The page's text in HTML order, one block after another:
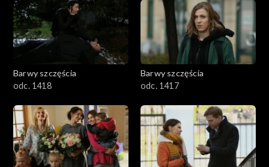
Barwy szczęścia
odc. 1418
Barwy szczęścia
odc. 1417